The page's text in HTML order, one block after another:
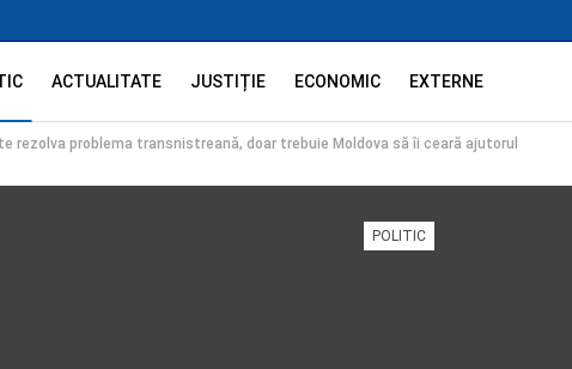
ACTUALITATE JUSTIȚIE ECONOMIC EXTERNE
rezolva problema transnistreană, doar trebuie Moldova să îi ceară ajutorul
POLITIC